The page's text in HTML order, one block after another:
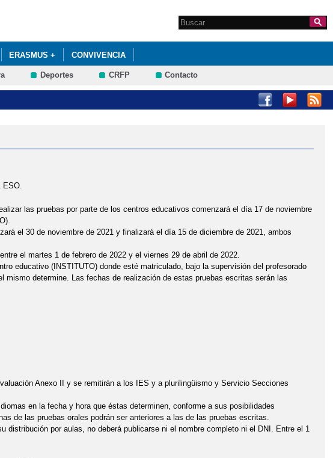
Formulario de
Search this site
ERASMUS + CONVIVENCIA
SOLICITUDES DEL 26 DE ABRIL AL 10 DE MAYO
Deportes CRFP Contacto
ESO.
las pruebas por parte de los centros educativos comenzará el día 17 de noviembre
el 30 de noviembre de 2021 y finalizará el día 15 de diciembre de 2021, ambos
el martes 1 de febrero de 2022 y el viernes 29 de abril de 2022.
educativo (INSTITUTO) donde esté matriculado, bajo la supervisión del profesorado
determine. Las fechas de realización de estas pruebas escritas serán las
Anexo II y se remitirán a los IES y a plurilingüismo y Servicio Secciones
en la fecha y hora que éstas determinen, conforme a sus posibilidades
de las pruebas orales podrán ser anteriores a las de las pruebas escritas.
distribución por aulas, no deberá publicarse ni el nombre completo ni el DNI. Entre el 1